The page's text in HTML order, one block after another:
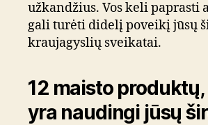
užkandžius. Vos keli paprasti
gali turėti didelį poveikį jūsų
kraujagyslių sveikatai.
12 maisto
yra naudingi jūsų